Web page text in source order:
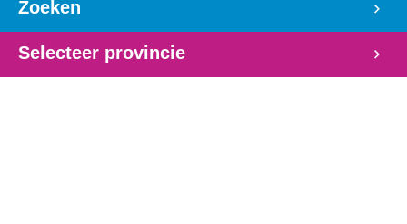
Zoeken
Selecteer provincie